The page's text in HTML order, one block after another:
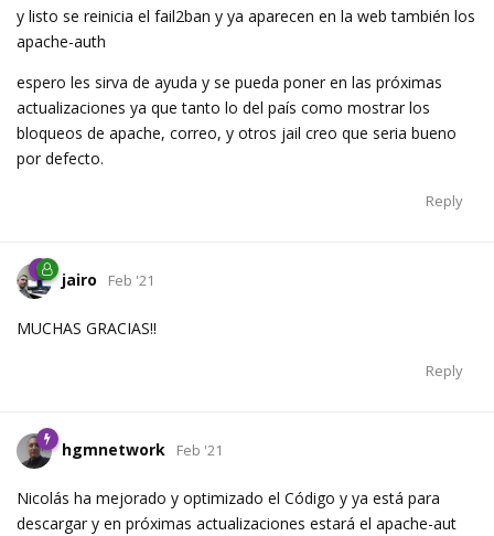
y listo se reinicia el fail2ban y ya aparecen en la web también los
apache-auth
espero les sirva de ayuda y se pueda poner en las próximas
actualizaciones ya que tanto lo del país como mostrar los
bloqueos de apache, correo, y otros jail creo que seria bueno
por defecto.
Reply
jairo Feb '21
MUCHAS GRACIAS!!
Reply
hgmnetwork Feb '21
Nicolás ha mejorado y optimizado el Código y ya está para
descargar y en próximas actualizaciones estará el apache-aut